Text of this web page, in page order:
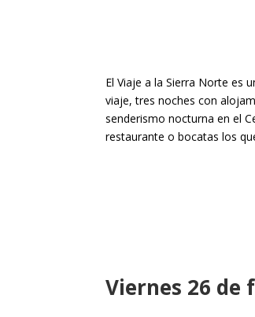
El Viaje a la Sierra Norte es
viaje, tres noches con
senderismo nocturna en el
restaurante o bocatas los
Viernes 26 de